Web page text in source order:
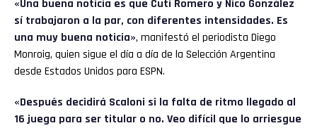
«Una buena noticia es que Cuti Romero y Nico González
sí trabajaron a la par, con diferentes intensidades. Es
una muy buena noticia», manifestó el periodista Diego
Monroig, quien sigue el día a día de la Selección Argentina
desde Estados Unidos para ESPN.
«Después decidirá Scaloni si la falta de ritmo llegado al
16 juega para ser titular o no. Veo difícil que lo arriesgue